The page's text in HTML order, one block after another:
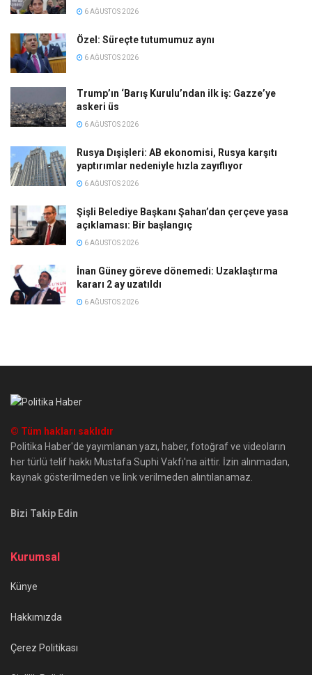
6 AĞUSTOS 2026
Özel: Süreçte tutumumuz aynı
6 AĞUSTOS 2026
Trump’ın ‘Barış Kurulu’ndan ilk iş: Gazze’ye
askeri üs
6 AĞUSTOS 2026
Rusya Dışişleri: AB ekonomisi, Rusya karşıtı
yaptırımlar nedeniyle hızla zayıflıyor
6 AĞUSTOS 2026
Şişli Belediye Başkanı Şahan’dan çerçeve yasa
açıklaması: Bir başlangıç
6 AĞUSTOS 2026
İnan Güney göreve dönemedi: Uzaklaştırma
kararı 2 ay uzatıldı
6 AĞUSTOS 2026
© Tüm hakları saklıdır
Politika Haber'de yayımlanan yazı, haber, fotoğraf ve videoların
her türlü telif hakkı Mustafa Suphi Vakfı'na aittir. İzin alınmadan,
kaynak gösterilmeden ve link verilmeden alıntılanamaz.
Bizi Takip Edin
Kurumsal
Künye
Hakkımızda
Çerez Politikası